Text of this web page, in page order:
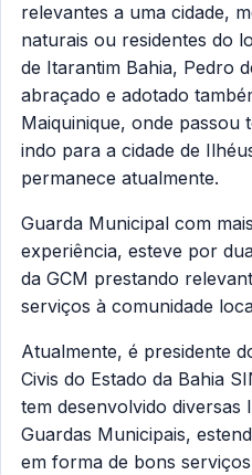
relevantes a uma cidade,
naturais ou residentes do
de Itarantim Bahia, Pedro
abraçado e adotado
Maiquinique, onde passou
indo para a cidade de
permanece atualmente.
Guarda Municipal com
experiência, esteve por
da GCM prestando
serviços à comunidade
Atualmente, é presidente
Civis do Estado da Bahia
tem desenvolvido diversas
Guardas Municipais,
em forma de bons